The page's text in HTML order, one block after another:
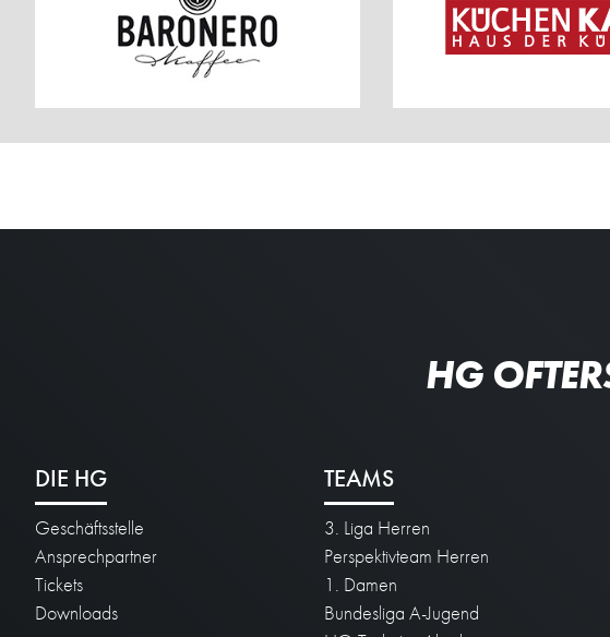
HG
DIE HG
Geschäftsstelle
Ansprechpartner
Tickets
Downloads
TEAMS
3. Liga Herren
Perspektivteam Herren
1. Damen
Bundesliga A-Jugend